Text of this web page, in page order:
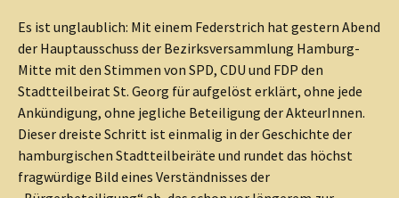
Es ist unglaublich: Mit einem Federstrich hat gestern Abend
der Hauptausschuss der Bezirksversammlung Hamburg-
Mitte mit den Stimmen von SPD, CDU und FDP den
Stadtteilbeirat St. Georg für aufgelöst erklärt, ohne jede
Ankündigung, ohne jegliche Beteiligung der AkteurInnen.
Dieser dreiste Schritt ist einmalig in der Geschichte der
hamburgischen Stadtteilbeiräte und rundet das höchst
fragwürdige Bild eines Verständnisses der